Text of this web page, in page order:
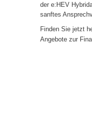
der e:HEV
sanftes
Finden Sie jetzt
Angebote zur